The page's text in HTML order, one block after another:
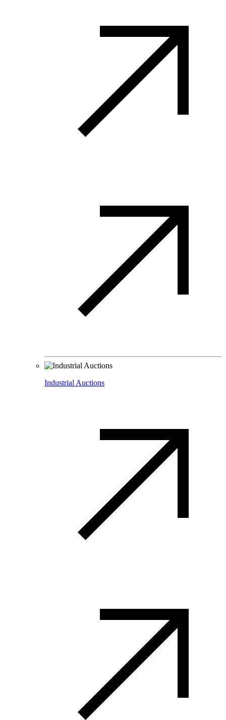
Industrial Auctions